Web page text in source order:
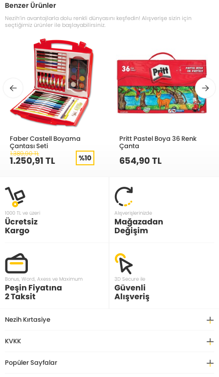
Benzer Ürünler
Nezih’in avantajlarla dolu renkli dünyasını keşfedin! Alışverişe sizin için
seçtiğimiz ürünler ile başlayabilirsiniz.
Faber Castell Boyama
Çantası Seti
1.389,90 TL
1.250,91 TL %10
Pritt Pastel Boya 36 Renk
Çanta
654,90 TL
1000 TL ve üzeri
Ücretsiz
Kargo
Alışverişlerinizde
Mağazadan
Değişim
Bonus, Word, Axess ve Maximum
Peşin Fiyatına
2 Taksit
3D Secure ile
Güvenli
Alışveriş
Nezih Kırtasiye
KVKK
Popüler Sayfalar